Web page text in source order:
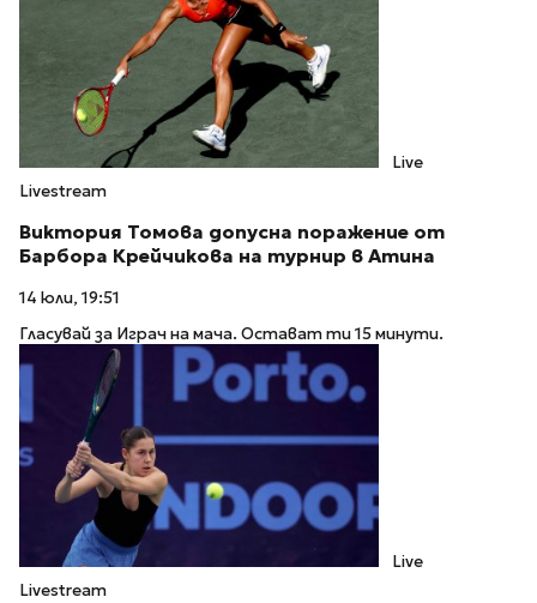
Live
Livestream
Виктория Томова допусна поражение от
Барбора Крейчикова на турнир в Атина
14 юли, 19:51
Гласувай за Играч на мача. Остават ти 15 минути.
Live
Livestream